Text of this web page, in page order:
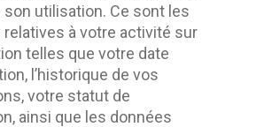
son utilisation. Ce sont les
relatives à votre activité sur
telles que votre date
l’historique de vos
votre statut de
ainsi que les données